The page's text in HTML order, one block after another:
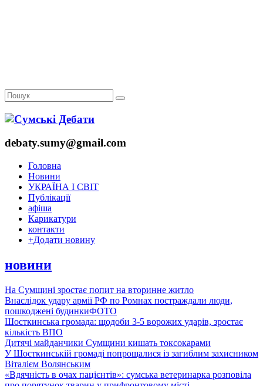
debaty.sumy@gmail.com
Головна
Новини
УКРАЇНА І СВІТ
Публікації
афіша
Карикатури
контакти
+Додати новину
новини
На Сумщині зростає попит на вторинне житло
Внаслідок удару армії РФ по Ромнах постраждали люди,
пошкоджені будинкиФОТО
Шосткинська громада: щодоби 3-5 ворожих ударів, зростає
кількість ВПО
Дитячі майданчики Сумщини кишать токсокарами
У Шосткинській громаді попрощалися із загиблим захисником
Віталієм Волянським
«Вдячність в очах пацієнтів»: сумська ветеринарка розповіла